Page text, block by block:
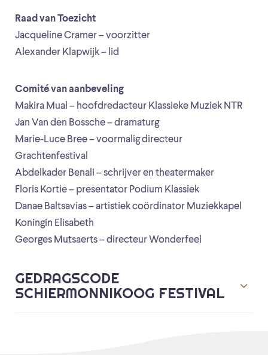
Raad van Toezicht
Jacqueline Cramer – voorzitter
Alexander Klapwijk – lid
Comité van aanbeveling
Makira Mual – hoofdredacteur Klassieke Muziek NTR
Jan Van den Bossche – dramaturg
Marie-Luce Bree – voormalig directeur
Grachtenfestival
Abdelkader Benali – schrijver en theatermaker
Floris Kortie – presentator Podium Klassiek
Danae Baltsavias – artistiek coördinator Muziekkapel
Koningin Elisabeth
Georges Mutsaerts – directeur Wonderfeel
GEDRAGSCODE
SCHIERMONNIKOOG FESTIVAL